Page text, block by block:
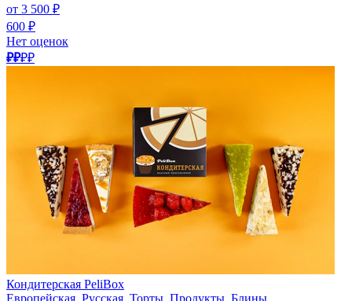
от 3 500 ₽
600 ₽
Нет оценок
₽₽₽₽
Кондитерская PeliBox
Европейская, Русская, Торты, Продукты, Блины